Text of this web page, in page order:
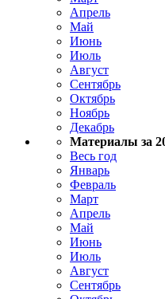
Апрель
Май
Июнь
Июль
Август
Сентябрь
Октябрь
Ноябрь
Декабрь
Материалы за
Весь год
Январь
Февраль
Март
Апрель
Май
Июнь
Июль
Август
Сентябрь